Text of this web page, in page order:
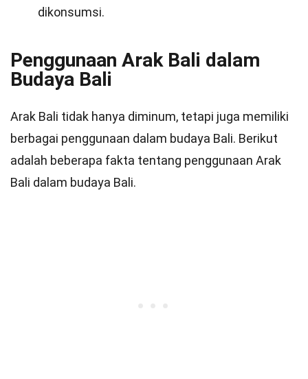
dikonsumsi.
Penggunaan Arak Bali dalam
Budaya Bali
Arak Bali tidak hanya diminum, tetapi juga memiliki
berbagai penggunaan dalam budaya Bali. Berikut
adalah beberapa fakta tentang penggunaan Arak
Bali dalam budaya Bali.